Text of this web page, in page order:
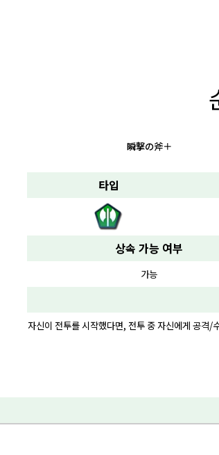
瞬撃の斧＋
타입
상속 가능 여부
가능
자신이 전투를 시작했다면, 전투 중 자신에게 공격/